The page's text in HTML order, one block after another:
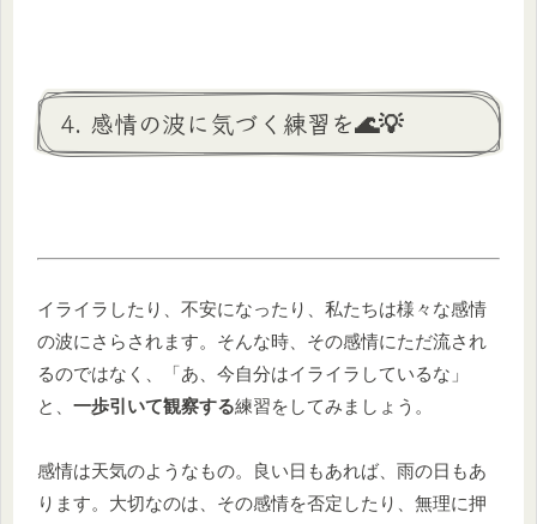
4. 感情の波に気づく練習を🌊💡
イライラしたり、不安になったり、私たちは様々な感情
の波にさらされます。そんな時、その感情にただ流され
るのではなく、「あ、今自分はイライラしているな」
と、 一歩引いて観察する練習をしてみましょう。
感情は天気のようなもの。良い日もあれば、雨の日もあ
ります。大切なのは、その感情を否定したり、無理に押